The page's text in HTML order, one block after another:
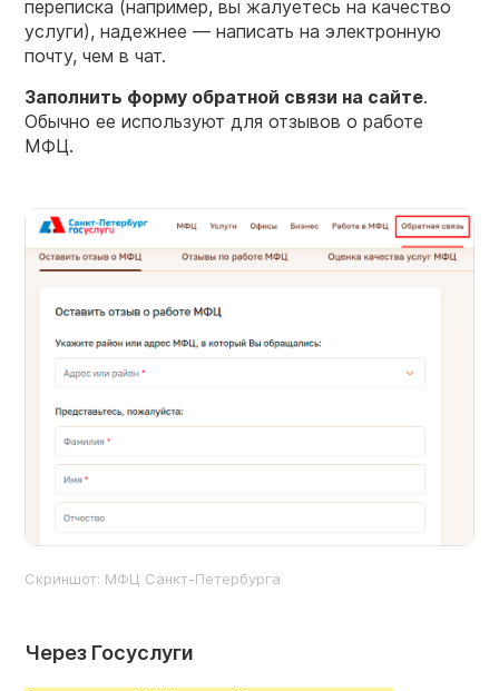
переписка (например, вы жалуетесь на качество
услуги), надежнее — написать на электронную
почту, чем в чат.
Заполнить форму обратной связи на сайте.
Обычно ее используют для отзывов о работе
МФЦ.
Скриншот: МФЦ Санкт-Петербурга
Через Госуслуги